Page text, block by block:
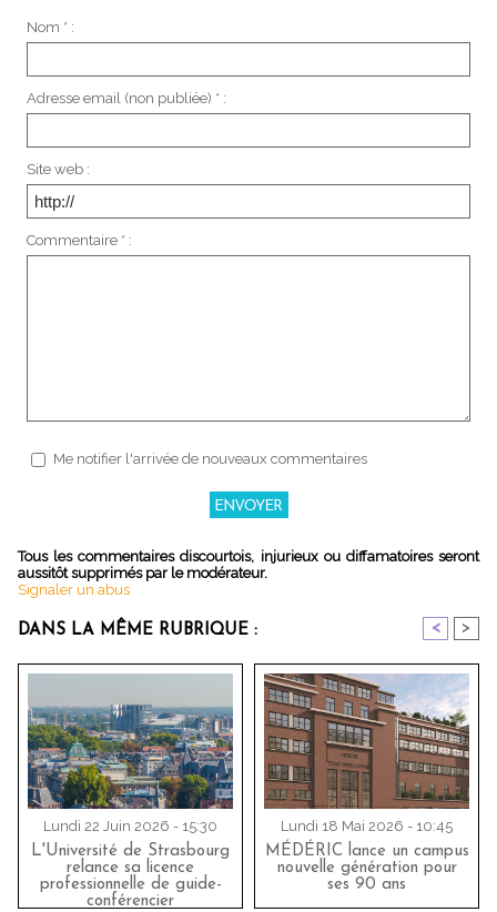
Nom * :
Adresse email (non publiée) * :
Site web :
Commentaire * :
Me notifier l'arrivée de nouveaux commentaires
Tous les commentaires discourtois, injurieux ou diffamatoires seront
aussitôt supprimés par le modérateur.
Signaler un abus
DANS LA MÊME RUBRIQUE : < >
Lundi 22 Juin 2026 - 15:30
L'Université de Strasbourg
relance sa licence
professionnelle de guide-
conférencier
Lundi 18 Mai 2026 - 10:45
MÉDÉRIC lance un campus
nouvelle génération pour
ses 90 ans